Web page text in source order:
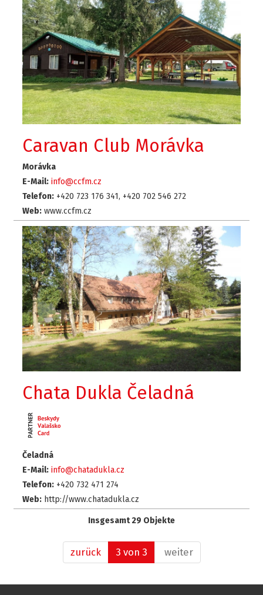
Caravan Club Morávka
Morávka
E-Mail: info@ccfm.cz
Telefon: +420 723 176 341, +420 702 546 272
Web: www.ccfm.cz
Chata Dukla Čeladná
Čeladná
E-Mail: info@chatadukla.cz
Telefon: +420 732 471 274
Web: http://www.chatadukla.cz
Insgesamt 29 Objekte
zurück 3 von 3 weiter